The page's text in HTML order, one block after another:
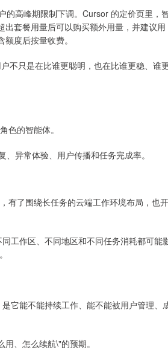
的高峰期限制下调。Cursor 的定价页里，
套餐用量后可以购买额外用量，并建议用
度后按量收费。
不只是在比谁更聪明，也在比谁更稳、谁
色的智能体。
异常体验、用户传播和任务完成率。
有了围绕长任务的云端工作环境布局，也开
工作区、不同地区和不同任务消耗都可能
它能不能持续工作、能不能被用户管理、
、怎么续航\"的预期。